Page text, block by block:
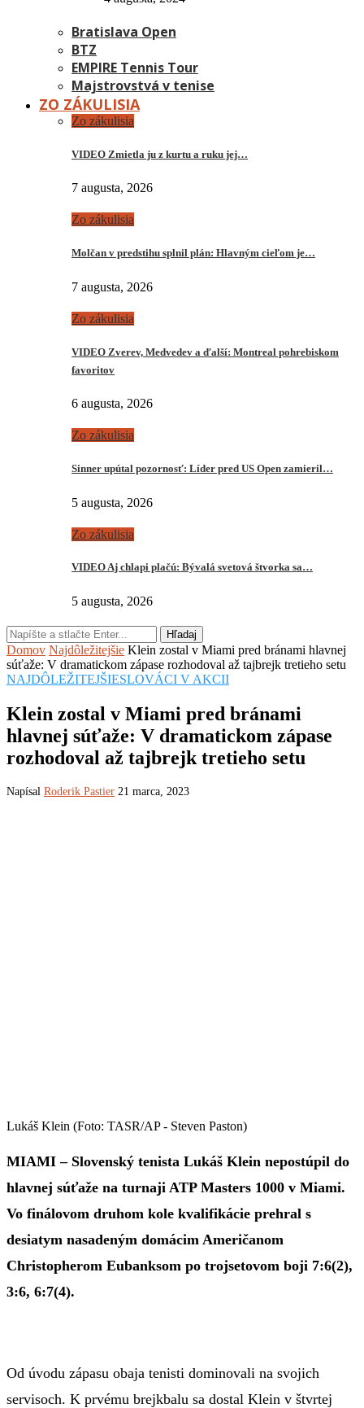
Bratislava Open
BTZ
EMPIRE Tennis Tour
Majstrovstvá v tenise
ZO ZÁKULISIA
Zo zákulisia
VIDEO Zmietla ju z kurtu a ruku jej…
7 augusta, 2026
Zo zákulisia
Molčan v predstihu splnil plán: Hlavným cieľom je…
7 augusta, 2026
Zo zákulisia
VIDEO Zverev, Medvedev a ďalší: Montreal pohrebiskom
favoritov
6 augusta, 2026
Zo zákulisia
Sinner upútal pozornosť: Líder pred US Open zamieril…
5 augusta, 2026
Zo zákulisia
VIDEO Aj chlapi plačú: Bývalá svetová štvorka sa…
5 augusta, 2026
Hľadaj
Domov Najdôležitejšie Klein zostal v Miami pred bránami hlavnej
súťaže: V dramatickom zápase rozhodoval až tajbrejk tretieho setu
NAJDÔLEŽITEJŠIESLOVÁCI V AKCII
Klein zostal v Miami pred bránami
hlavnej súťaže: V dramatickom zápase
rozhodoval až tajbrejk tretieho setu
Napísal Roderik Pastier 21 marca, 2023
Lukáš Klein (Foto: TASR/AP - Steven Paston)
MIAMI – Slovenský tenista Lukáš Klein nepostúpil do
hlavnej súťaže na turnaji ATP Masters 1000 v Miami.
Vo finálovom druhom kole kvalifikácie prehral s
desiatym nasadeným domácim Američanom
Christopherom Eubanksom po trojsetovom boji 7:6(2),
3:6, 6:7(4).
Od úvodu zápasu obaja tenisti dominovali na svojich
servisoch. K prvému brejkbalu sa dostal Klein v štvrtej